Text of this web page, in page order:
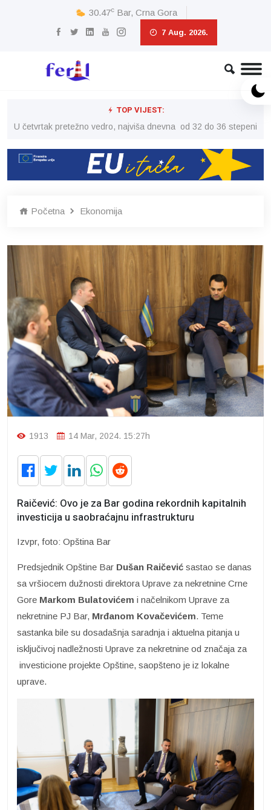
30.47c Bar, Crna Gora
7 Aug. 2026.
TOP VIJEST:
U četvrtak pretežno vedro, najviša dnevna od 32 do 36 stepeni
Početna Ekonomija
1913 14 Mar, 2024. 15:27h
Raičević: Ovo je za Bar godina rekordnih kapitalnih
investicija u saobraćajnu infrastrukturu
Izvpr, foto: Opština Bar
Predsjednik Opštine Bar Dušan Raičević sastao se danas
sa vršiocem dužnosti direktora Uprave za nekretnine Crne
Gore Markom Bulatovićem i načelnikom Uprave za
nekretnine PJ Bar, Mrđanom Kovačevićem. Teme
sastanka bile su dosadašnja saradnja i aktuelna pitanja u
isključivoj nadležnosti Uprave za nekretnine od značaja za
investicione projekte Opštine, saopšteno je iz lokalne
uprave.